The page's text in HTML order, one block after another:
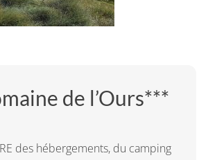
de l’Ours***
des hébergements, du camping